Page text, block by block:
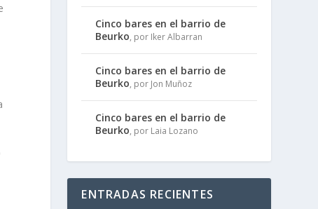
Cinco bares en el barrio de
Beurko, por Iker Albarran
Cinco bares en el barrio de
Beurko, por Jon Muñoz
Cinco bares en el barrio de
Beurko, por Laia Lozano
ENTRADAS RECIENTES